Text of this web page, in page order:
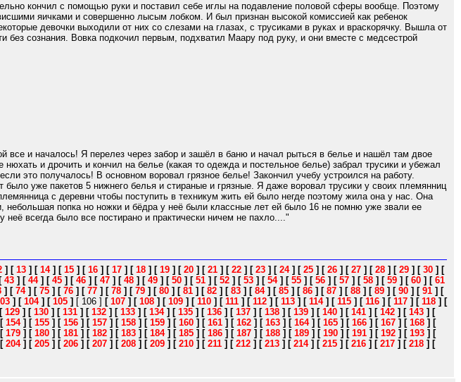
кончил с помощью руки и поставил себе иглы на подавление половой сферы вообще. Поэтому
яичками и совершенно лысым лобком. И был признан высокой комиссией как ребенок
девочки выходили от них со слезами на глазах, с трусиками в руках и враскорячку. Вышла от
сознания. Вовка подкочил первым, подхватил Маару под руку, и они вместе с медсестрой
все и началось! Я перелез через забор и зашёл в баню и начал рыться в белье и нашёл там двое
и дрочить и кончил на белье (какая то одежда и постельное белье) забрал трусики и убежал
это получалось! В основном воровал грязное белье! Закончил учебу устроился на работу.
уже пакетов 5 нижнего белья и стираные и грязные. Я даже воровал трусики у своих племянниц
с деревни чтобы поступить в техникум жить ей было негде поэтому жила она у нас. Она
небольшая попка но ножки и бёдра у неё были классные лет ей было 16 не помню уже звали ее
всегда было все постирано и практически ничем не пахло...."
] [ 13 ] [ 14] [ 15 ] [ 16 ] [ 17 ] [ 18 ] [ 19 ] [ 20 ] [ 21 ] [ 22 ] [ 23 ] [ 24] [ 25 ] [ 26 ] [ 27 ] [ 28 ] [ 29 ] [ 30 ] [
[ 43 ] [ 44] [ 45 ] [ 46 ] [ 47 ] [ 48 ] [ 49 ] [ 50 ] [ 51 ] [ 52 ] [ 53 ] [ 54] [ 55 ] [ 56 ] [ 57 ] [ 58 ] [ 59 ] [ 60 ] [ 61
] [ 74] [ 75 ] [ 76 ] [ 77 ] [ 78 ] [ 79 ] [ 80 ] [ 81 ] [ 82 ] [ 83 ] [ 84] [ 85 ] [ 86 ] [ 87 ] [ 88 ] [ 89 ] [ 90 ] [ 91 ] [
] [ 104] [ 105 ] [ 106 ] [ 107 ] [ 108 ] [ 109 ] [ 110 ] [ 111 ] [ 112 ] [ 113 ] [ 114] [ 115 ] [ 116 ] [ 117 ] [ 118 ] [
[ 129 ] [ 130 ] [ 131 ] [ 132 ] [ 133 ] [ 134] [ 135 ] [ 136 ] [ 137 ] [ 138 ] [ 139 ] [ 140 ] [ 141 ] [ 142 ] [ 143 ] [
[ 154] [ 155 ] [ 156 ] [ 157 ] [ 158 ] [ 159 ] [ 160 ] [ 161 ] [ 162 ] [ 163 ] [ 164] [ 165 ] [ 166 ] [ 167 ] [ 168 ] [
[ 179 ] [ 180 ] [ 181 ] [ 182 ] [ 183 ] [ 184] [ 185 ] [ 186 ] [ 187 ] [ 188 ] [ 189 ] [ 190 ] [ 191 ] [ 192 ] [ 193 ] [
[ 204] [ 205 ] [ 206 ] [ 207 ] [ 208 ] [ 209 ] [ 210 ] [ 211 ] [ 212 ] [ 213 ] [ 214] [ 215 ] [ 216 ] [ 217 ] [ 218 ] [